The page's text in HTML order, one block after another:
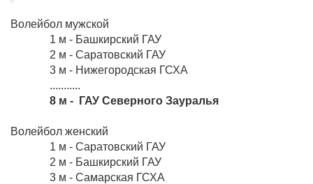
Волейбол мужской
1 м - Башкирский ГАУ
2 м - Саратовский ГАУ
3 м - Нижегородская ГСХА
...........
8 м - ГАУ Северного Зауралья
Волейбол женский
1 м - Саратовский ГАУ
2 м - Башкирский ГАУ
3 м - Самарская ГСХА